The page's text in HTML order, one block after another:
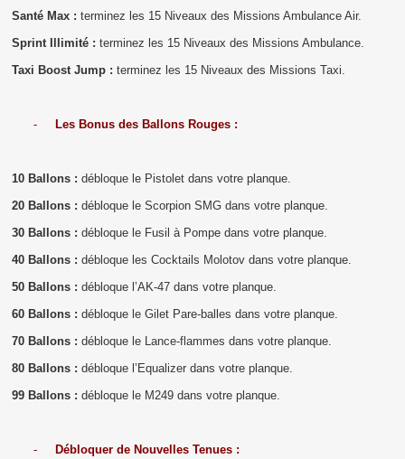
Santé Max : terminez les 15 Niveaux des Missions Ambulance Air.
Sprint Illimité : terminez les 15 Niveaux des Missions Ambulance.
Taxi Boost Jump : terminez les 15 Niveaux des Missions Taxi.
- Les Bonus des Ballons Rouges :
10 Ballons :débloque le Pistolet dans votre planque.
20 Ballons : débloque le Scorpion SMG dans votre planque.
30 Ballons : débloque le Fusil à Pompe dans votre planque.
40 Ballons : débloque les Cocktails Molotov dans votre planque.
50 Ballons : débloque l’AK-47 dans votre planque.
60 Ballons : débloque le Gilet Pare-balles dans votre planque.
70 Ballons : débloque le Lance-flammes dans votre planque.
80 Ballons : débloque l’Equalizer dans votre planque.
99 Ballons : débloque le M249 dans votre planque.
- Débloquer de Nouvelles Tenues :